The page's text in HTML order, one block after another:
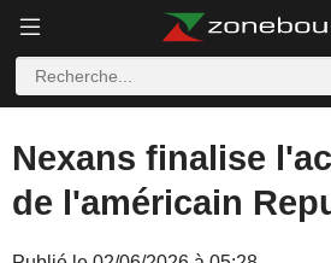
Nexans finalise
de l'américain